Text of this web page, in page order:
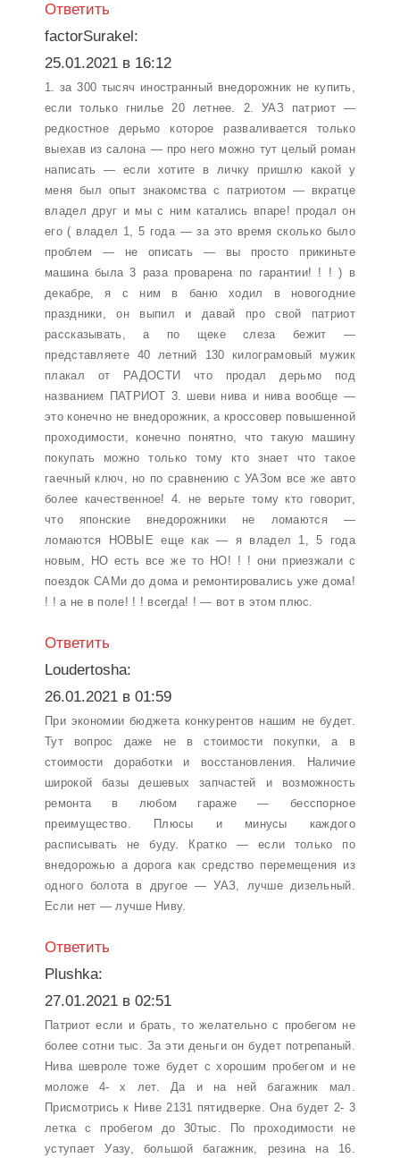
Ответить
factorSurakel:
25.01.2021 в 16:12
1. за 300 тысяч иностранный внедорожник не купить,
если только гнилье 20 летнее. 2. УАЗ патриот —
редкостное дерьмо которое разваливается только
выехав из салона — про него можно тут целый роман
написать — если хотите в личку пришлю какой у
меня был опыт знакомства с патриотом — вкратце
владел друг и мы с ним катались впаре! продал он
его ( владел 1, 5 года — за это время сколько было
проблем — не описать — вы просто прикиньте
машина была 3 раза проварена по гарантии! ! ! ) в
декабре, я с ним в баню ходил в новогодние
праздники, он выпил и давай про свой патриот
рассказывать, а по щеке слеза бежит —
представляете 40 летний 130 килограмовый мужик
плакал от РАДОСТИ что продал дерьмо под
названием ПАТРИОТ 3. шеви нива и нива вообще —
это конечно не внедорожник, а кроссовер повышенной
проходимости, конечно понятно, что такую машину
покупать можно только тому кто знает что такое
гаечный ключ, но по сравнению с УАЗом все же авто
более качественное! 4. не верьте тому кто говорит,
что японские внедорожники не ломаются —
ломаются НОВЫЕ еще как — я владел 1, 5 года
новым, НО есть все же то НО! ! ! они приезжали с
поездок САМи до дома и ремонтировались уже дома!
! ! а не в поле! ! ! всегда! ! — вот в этом плюс.
Ответить
Loudertosha:
26.01.2021 в 01:59
При экономии бюджета конкурентов нашим не будет.
Тут вопрос даже не в стоимости покупки, а в
стоимости доработки и восстановления. Наличие
широкой базы дешевых запчастей и возможность
ремонта в любом гараже — бесспорное
преимущество. Плюсы и минусы каждого
расписывать не буду. Кратко — если только по
внедорожью а дорога как средство перемещения из
одного болота в другое — УАЗ, лучше дизельный.
Если нет — лучше Ниву.
Ответить
Plushka:
27.01.2021 в 02:51
Патриот если и брать, то желательно с пробегом не
более сотни тыс. За эти деньги он будет потрепаный.
Нива шевроле тоже будет с хорошим пробегом и не
моложе 4- х лет. Да и на ней багажник мал.
Присмотрись к Ниве 2131 пятидверке. Она будет 2- 3
летка с пробегом до 30тыс. По проходимости не
уступает Уазу, большой багажник, резина на 16.